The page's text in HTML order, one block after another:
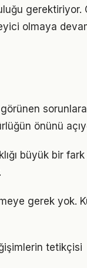
gerektiriyor.
olmaya
önünü
büyük bir fark
gerek yok.
tetikçisi